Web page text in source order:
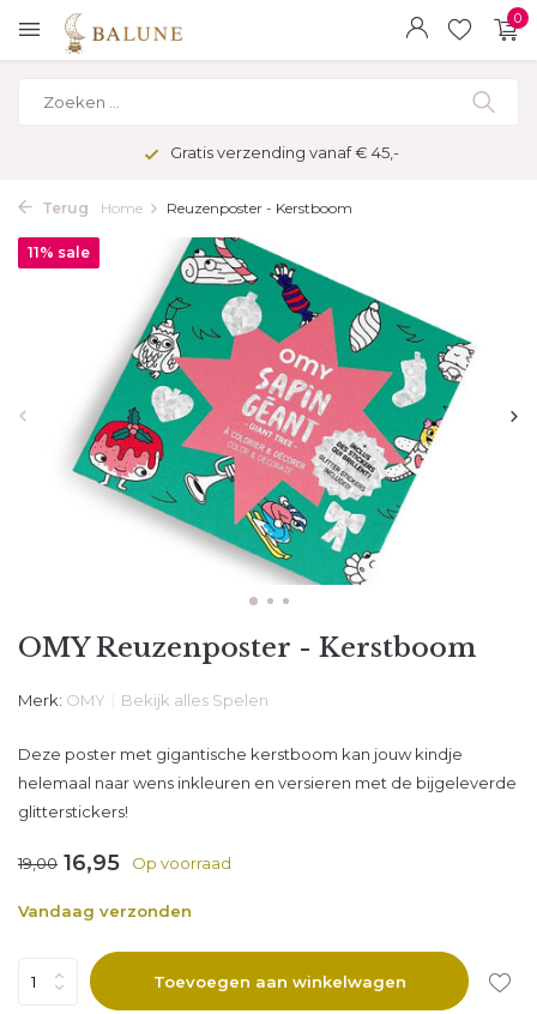
0
Gratis verzending vanaf € 45,-
Terug Home Reuzenposter - Kerstboom
OMY Reuzenposter - Kerstboom
11% sale
Merk: OMY Bekijk alles Spelen
Deze poster met gigantische kerstboom kan jouw kindje
helemaal naar wens inkleuren en versieren met de bijgeleverde
glitterstickers!
19,00 16,95 Op voorraad
Vandaag verzonden
Toevoegen aan winkelwagen